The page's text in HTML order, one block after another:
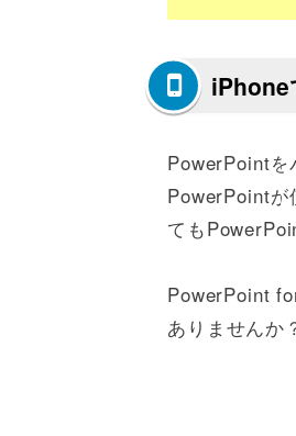
iPhone
PowerPointを
PowerPoint
ても
PowerPoint
ありませんか